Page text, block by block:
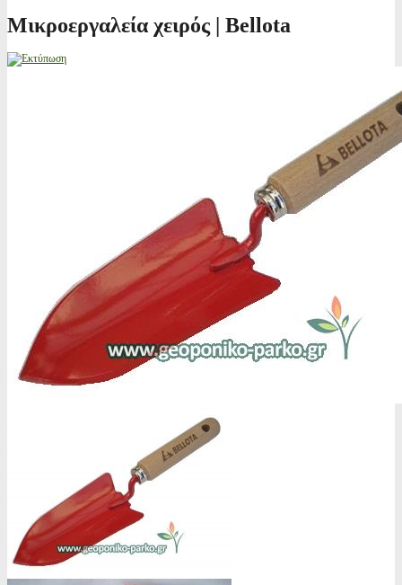
Μικροεργαλεία χειρός | Bellota